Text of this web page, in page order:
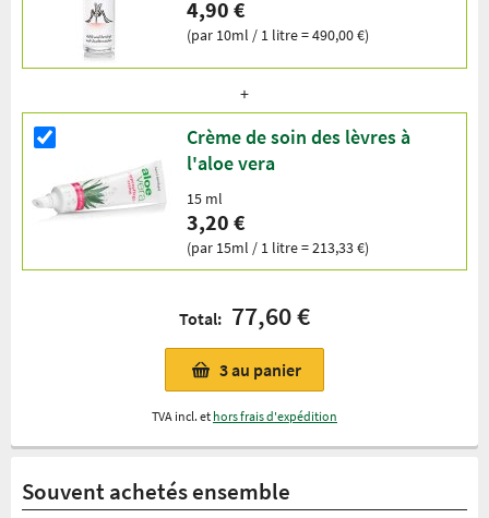
4,90 €
(par 10ml / 1 litre = 490,00 €)
Crème de soin des lèvres à
l'aloe vera
15 ml
3,20 €
(par 15ml / 1 litre = 213,33 €)
Total: 77,60 €
3au panier
TVA incl. et hors frais d'expédition
Souvent achetés ensemble